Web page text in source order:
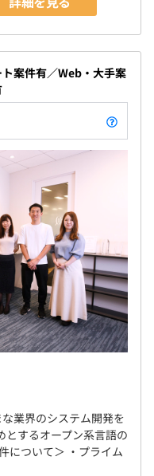
ト案件有／Web・大手案
業界のシステム開発を
とするオープン系言語の
について＞ ・プライム